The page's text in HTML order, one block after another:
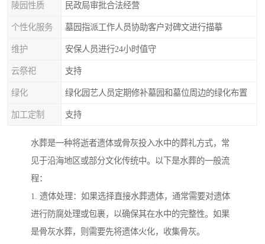
陵园性质 民政局审批合法经营
个性化服务 墓园指派工作人员协助客户对碑文进行描摹
维护 安保人员进行24小时值守
云祭祀 支持
绿化 绿化园艺人员定期修补墓园和墓位周边的绿化布置
加工定制 支持
水葬是一种将逝者遗体或骨灰投入水中的葬礼方式，常
见于沿海地区或部分文化传统中。以下是水葬的一般流
程：
1. 遗体处理：如果选择直接水葬遗体，通常需要对遗体
进行防腐处理或包裹，以确保其在水中的完整性。如果
是骨灰水葬，则需要先将遗体火化，收集骨灰。